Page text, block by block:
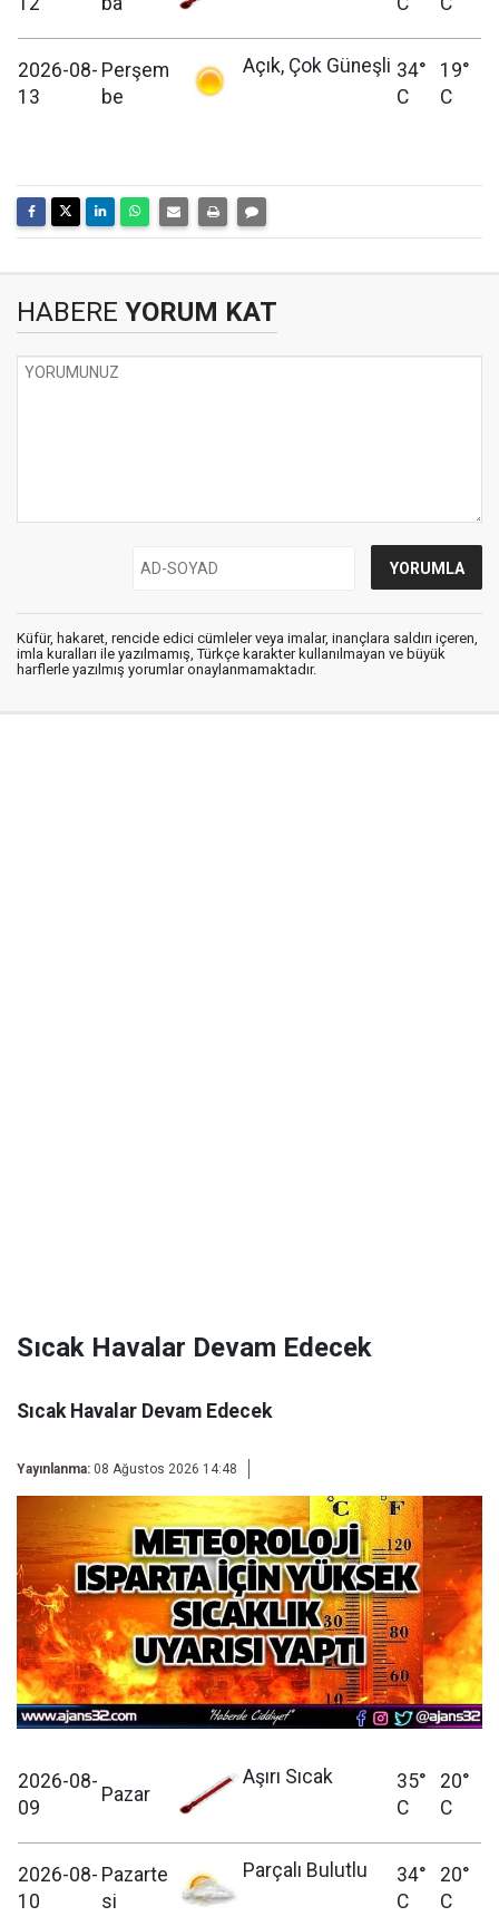
2026-08-
13
Perşem
be
Açık, Çok Güneşli 34°
C
19°
C
HABERE YORUM KAT
Küfür, hakaret, rencide edici cümleler veya imalar, inançlara saldırı içeren,
imla kuralları ile yazılmamış, Türkçe karakter kullanılmayan ve büyük
harflerle yazılmış yorumlar onaylanmamaktadır.
Sıcak Havalar Devam Edecek
Sıcak Havalar Devam Edecek
Yayınlanma: 08 Ağustos 2026 14:48
2026-08-
09
Pazar
Aşırı Sıcak
35°
C
20°
C
2026-08-
10
Pazarte
si
Parçalı Bulutlu
34°
C
20°
C